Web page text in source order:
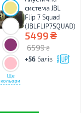
Ще
кольори
система JBL
Flip 7 Squad
(JBLFLIP7SQUAD)
5499₴
6599 ₴
+56 балів